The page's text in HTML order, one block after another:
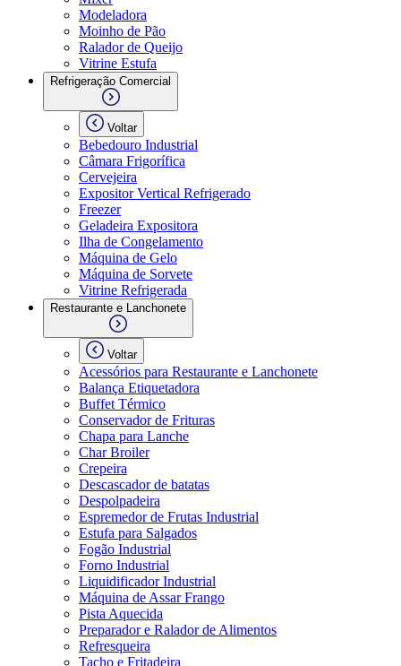
Modeladora
Moinho de Pão
Ralador de Queijo
Vitrine Estufa
Refrigeração Comercial
Voltar
Bebedouro Industrial
Câmara Frigorífica
Cervejeira
Expositor Vertical Refrigerado
Freezer
Geladeira Expositora
Ilha de Congelamento
Máquina de Gelo
Máquina de Sorvete
Vitrine Refrigerada
Restaurante e Lanchonete
Voltar
Acessórios para Restaurante e Lanchonete
Balança Etiquetadora
Buffet Térmico
Conservador de Frituras
Chapa para Lanche
Char Broiler
Crepeira
Descascador de batatas
Despolpadeira
Espremedor de Frutas Industrial
Estufa para Salgados
Fogão Industrial
Forno Industrial
Liquidificador Industrial
Máquina de Assar Frango
Pista Aquecida
Preparador e Ralador de Alimentos
Refresqueira
Tacho e Fritadeira